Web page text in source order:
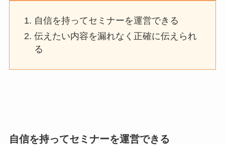
自信を持ってセミナーを運営できる
伝えたい内容を漏れなく正確に伝えられ
る
自信を持ってセミナーを運営できる